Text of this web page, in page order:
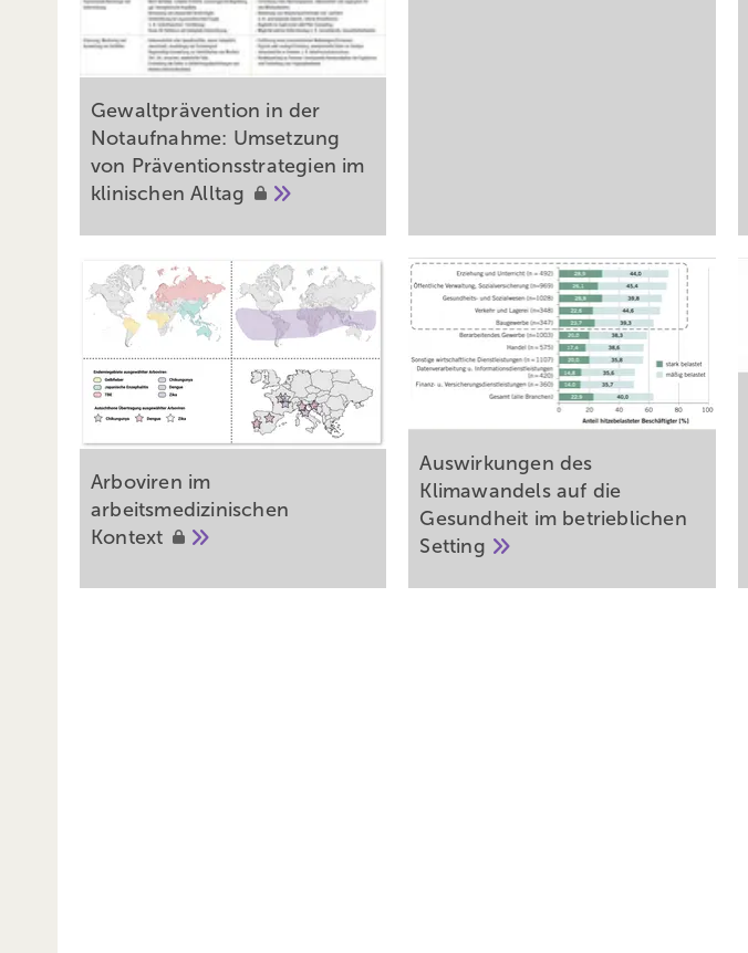
Gewaltprävention in der
Notaufnahme: Umsetzung
von Präventionsstrategien im
klinischenAlltag
Arboviren im
arbeitsmedizinischen
Kontext
Auswirkungen des
Klimawandels auf die
Gesundheit im betrieblichen
Setting